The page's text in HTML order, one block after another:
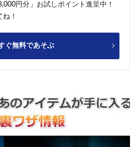
円分」お試しポイント進呈中！
！
ぐ無料であそぶ